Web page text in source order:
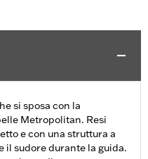
si sposa con la
Metropolitan. Resi
e con una struttura a
sudore durante la guida.